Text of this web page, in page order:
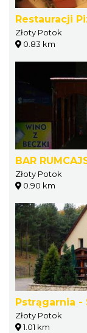
Restauracji
Złoty Potok
0.83 km
BAR
Złoty Potok
0.90 km
Pstrągarnia -
Złoty Potok
1.01 km